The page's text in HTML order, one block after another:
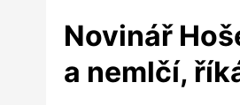
Novinář
a nemlčí,